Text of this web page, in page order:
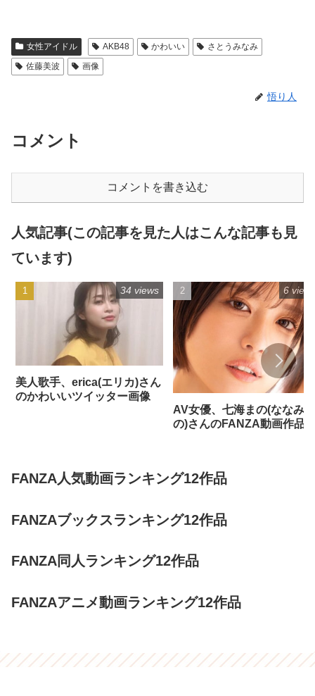
女性アイドル AKB48 かわいい
さとうみなみ
佐藤美波
画像
悟り人
コメント
コメントを書き込む
人気記事(この記事を見た人はこんな記事も見
ています)
美人歌手、erica(エリカ)さん
のかわいいツイッター画像
34 views
AV女優、七海まの(ななみま
の)さんのFANZA動画作品
6
FANZA人気動画ランキング12作品
FANZAブックスランキング12作品
FANZA同人ランキング12作品
FANZAアニメ動画ランキング12作品